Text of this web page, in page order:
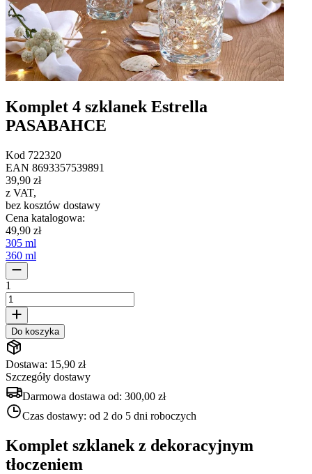
Komplet 4 szklanek Estrella
PASABAHCE
Kod 722320
EAN 8693357539891
39,90 zł
z VAT,
bez kosztów dostawy
Cena katalogowa:
49,90 zł
305 ml
360 ml
1
Do koszyka
Dostawa: 15,90 zł
Szczegóły dostawy
Darmowa dostawa od: 300,00 zł
Czas dostawy: od 2 do 5 dni roboczych
Komplet szklanek z dekoracyjnym
tłoczeniem